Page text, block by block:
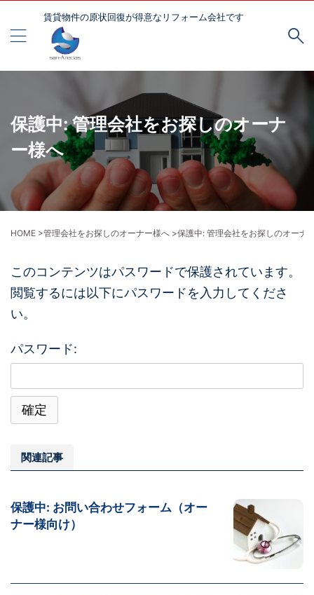
賃貸物件の原状回復が得意なリフォーム会社です
保護中: 管理会社をお探しのオーナ
ー様へ
HOME >管理会社をお探しのオーナー様へ >保護中: 管理会社をお探しのオーナ
このコンテンツはパスワードで保護されています。
閲覧するには以下にパスワードを入力してくださ
い。
パスワード:
関連記事
保護中: お問い合わせフォーム（オー
ナー様向け）